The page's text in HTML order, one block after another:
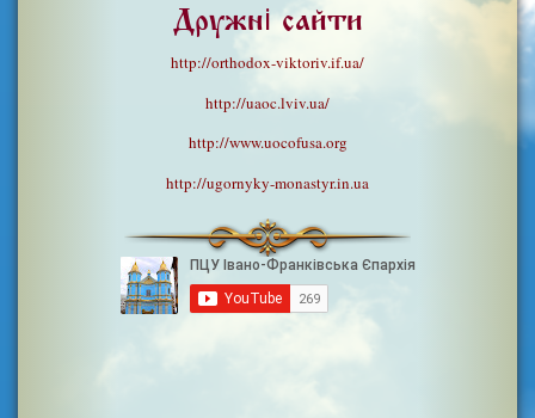
Дружні сайти
http://orthodox-viktoriv.if.ua/
http://uaoc.lviv.ua/
http://www.uocofusa.org
http://ugornyky-monastyr.in.ua